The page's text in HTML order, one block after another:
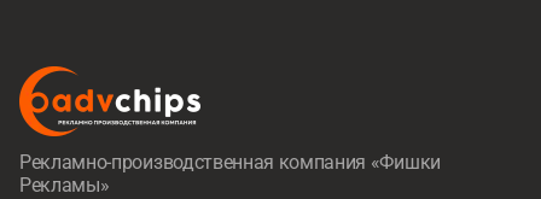
Рекламно-производственная компания «Фишки
Рекламы»